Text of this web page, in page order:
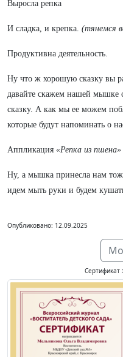
Выросла репка
И сладка, и крепка. (тянемся
Продуктивна деятельность.
Ну что ж хорошую сказку вы
давайте скажем нашей мышке
сказку. А как мы ее можем
которые будут напоминать о
Аппликация «Репка из пшена»
Ну, а мышка принесла нам
идем мыть руки и будем
Опубликовано: 12.09.2025
Сертификат